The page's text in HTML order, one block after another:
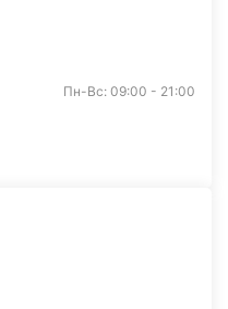
Пн-Вс: 09:00 - 21:00